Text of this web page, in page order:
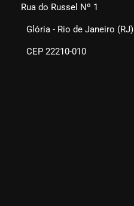
Rua do Russel Nº 1
Glória - Rio de Janeiro (RJ)
CEP 22210-010